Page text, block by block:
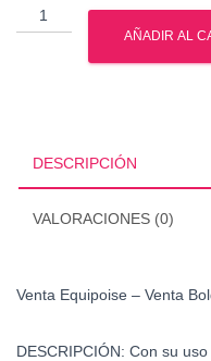
Venta
Equipoise
AÑADIR AL
DESCRIPCIÓN
VALORACIONES (0)
Venta Equipoise – Venta
DESCRIPCIÓN: Con su